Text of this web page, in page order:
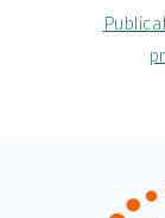
Article
suivant